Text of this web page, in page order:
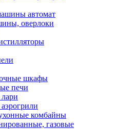
автомат
оверлоки
шкафы
печи
комбайны
газовые